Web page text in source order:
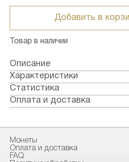
Добавить в
Товар в наличии
Описание
Характеристики
Металл: Серебро
Страна: Россия
Годы выпуска: 2013
Номинал: 3
Проба: 925
Статистика
Оплата и доставка
Наличными в офисе
Монеты
Оплата и доставка
FAQ